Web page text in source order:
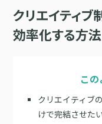
メールやLINE、プッ
ミュニケーションを実
KARTE
化を実現
KARTE
金融・保険・Fintech
不動産・住宅販売
人材
AI時代の生活文脈におけ
「ブランドの意志を宿すAI
顧客データを活用したLINE
サポート
クリエイティブ
効率化する方
こ
クリエイティブ
けで完結させた